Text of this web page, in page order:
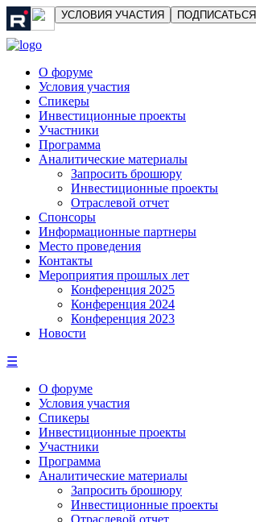
УСЛОВИЯ УЧАСТИЯ ПОДПИСАТЬСЯ
О форуме
Условия участия
Спикеры
Инвестиционные проекты
Участники
Программа
Аналитические материалы
Запросить брошюру
Инвестиционные проекты
Отраслевой отчет
Спонсоры
Информационные партнеры
Место проведения
Контакты
Мероприятия прошлых лет
Конференция 2025
Конференция 2024
Конференция 2023
Новости
☰
О форуме
Условия участия
Спикеры
Инвестиционные проекты
Участники
Программа
Аналитические материалы
Запросить брошюру
Инвестиционные проекты
Отраслевой отчет